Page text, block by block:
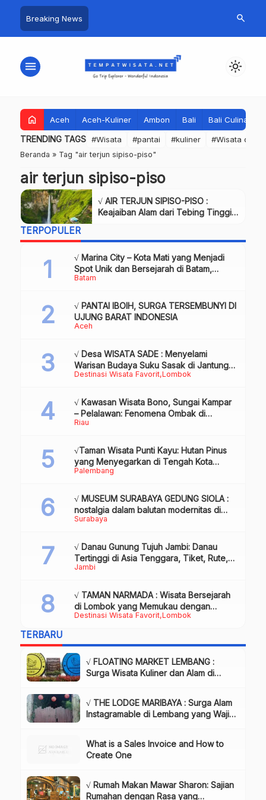
Breaking News search
menu light_mode
home Aceh Aceh-Kuliner Ambon Bali Bali Culinary
TRENDING TAGS #Wisata #pantai #kuliner #Wisata dan
Beranda » Tag "air terjun sipiso-piso"
air terjun sipiso-piso
√ AIR TERJUN SIPISO-PISO :
Keajaiban Alam dari Tebing Tinggi
TERPOPULER
Batam
√ Marina City – Kota Mati yang Menjadi
Spot Unik dan Bersejarah di Batam,
Review & Info
Aceh
√ PANTAI IBOIH, SURGA TERSEMBUNYI DI
UJUNG BARAT INDONESIA
Destinasi Wisata Favorit Lombok
√ Desa WISATA SADE : Menyelami
Warisan Budaya Suku Sasak di Jantung
Lombok
Riau
√ Kawasan Wisata Bono, Sungai Kampar
– Pelalawan: Fenomena Ombak di
Tengah Sungai yang Mendunia, Review
Palembang
√Taman Wisata Punti Kayu: Hutan Pinus
yang Menyegarkan di Tengah Kota
Palembang
Surabaya
√ MUSEUM SURABAYA GEDUNG SIOLA :
nostalgia dalam balutan modernitas di
tengah kota pahlawan, Review & Info
Jambi
√ Danau Gunung Tujuh Jambi: Danau
Tertinggi di Asia Tenggara, Tiket, Rute,
Daya Tarik & Tips Lengkap
Destinasi Wisata Favorit Lombok
√ TAMAN NARMADA : Wisata Bersejarah
di Lombok yang Memukau dengan
Keindahan Alam & Budaya
TERBARU
√ FLOATING MARKET LEMBANG :
Surga Wisata Kuliner dan Alam di
√ THE LODGE MARIBAYA : Surga Alam
Instagramable di Lembang yang Wajib
What is a Sales Invoice and How to
Create One
√ Rumah Makan Mawar Sharon: Sajian
Rumahan dengan Rasa yang